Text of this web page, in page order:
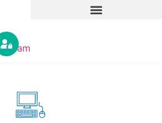
a la